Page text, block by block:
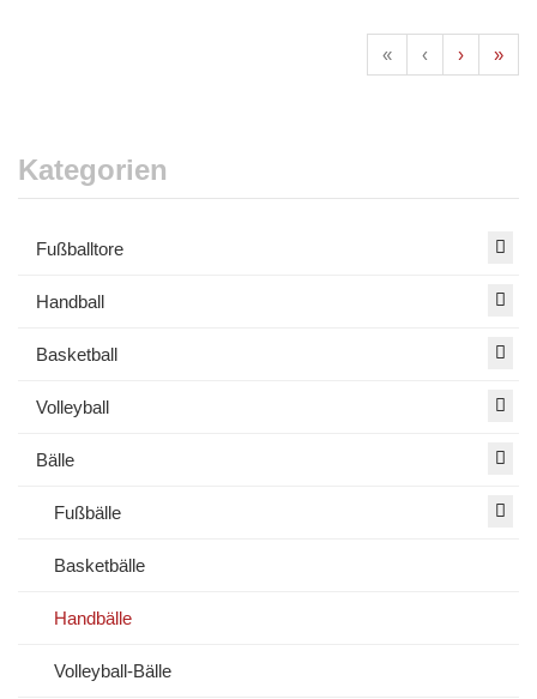
« ‹ › »
Kategorien
Fußballtore
Handball
Basketball
Volleyball
Bälle
Fußbälle
Basketbälle
Handbälle
Volleyball-Bälle